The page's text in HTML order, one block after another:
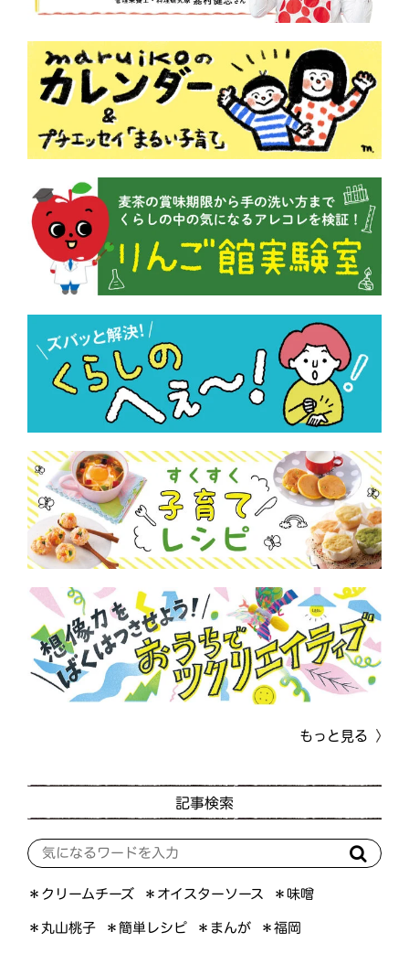
もっと見る
記事検索
＊クリームチーズ ＊オイスターソース ＊味噌
＊丸山桃子 ＊簡単レシピ ＊まんが ＊福岡